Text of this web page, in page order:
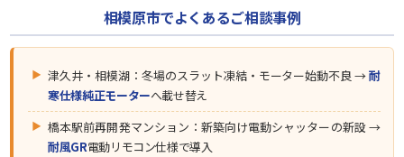
相模原市でよくあるご相談事例
津久井・相模湖：冬場のスラット凍結・モーター始動不良 →耐
寒仕様純正モーターへ載せ替え
橋本駅前再開発マンション：新築向け電動シャッターの新設 →
耐風GR電動リモコン仕様で導入